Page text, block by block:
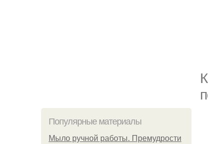
Популярные материалы
Мыло ручной работы. Премудрости